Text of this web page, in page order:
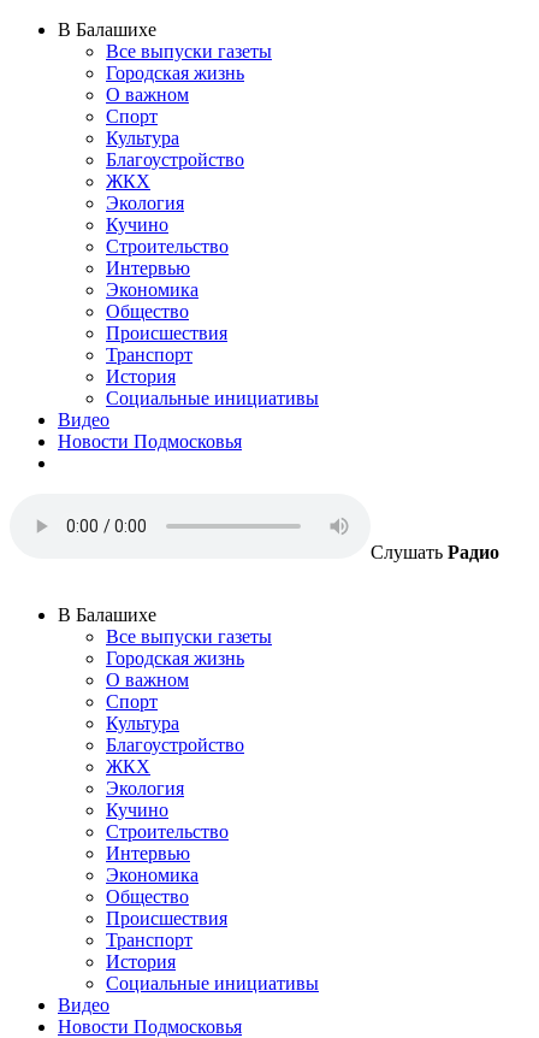
В Балашихе
Все выпуски газеты
Городская жизнь
О важном
Спорт
Культура
Благоустройство
ЖКХ
Экология
Кучино
Строительство
Интервью
Экономика
Общество
Происшествия
Транспорт
История
Социальные инициативы
Видео
Новости Подмосковья
Слушать Радио
В Балашихе
Все выпуски газеты
Городская жизнь
О важном
Спорт
Культура
Благоустройство
ЖКХ
Экология
Кучино
Строительство
Интервью
Экономика
Общество
Происшествия
Транспорт
История
Социальные инициативы
Видео
Новости Подмосковья